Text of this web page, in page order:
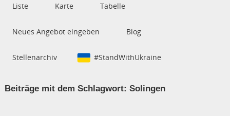
Liste Karte Tabelle
Neues Angebot eingeben Blog
Stellenarchiv #StandWithUkraine
Beiträge mit dem Schlagwort: Solingen